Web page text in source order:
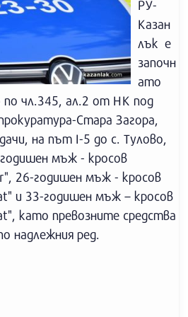
РУ-
Казан
лък е
започн
ато
по чл.345, ал.2 от НК под
Стара Загора,
на път I-5 до с. Тулово,
годишен мъж - кросов
26-годишен мъж - кросов
и 33-годишен мъж – кросов
като превозните средства
надлежния ред.